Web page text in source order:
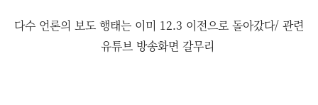
다수 언론의 보도 행태는 이미 12.3 이전으로 돌아갔다/ 관련
유튜브 방송화면 갈무리